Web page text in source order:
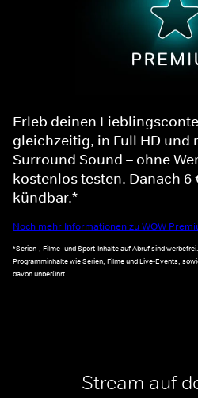
Erleb deinen
gleichzeitig, in Full HD und
Surround Sound – ohne
kostenlos testen. Danach 6
kündbar.*
Noch mehr Informationen zu WOW
*Serien-, Filme- und Sport-Inhalte auf Abruf sind
Programminhalte wie Serien, Filme und Live-Events,
davon unberührt.
Stream auf